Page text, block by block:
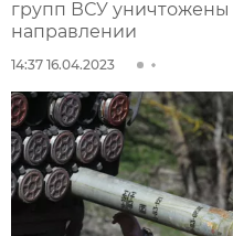
групп ВСУ уничтожены
направлении
14:37 16.04.2023